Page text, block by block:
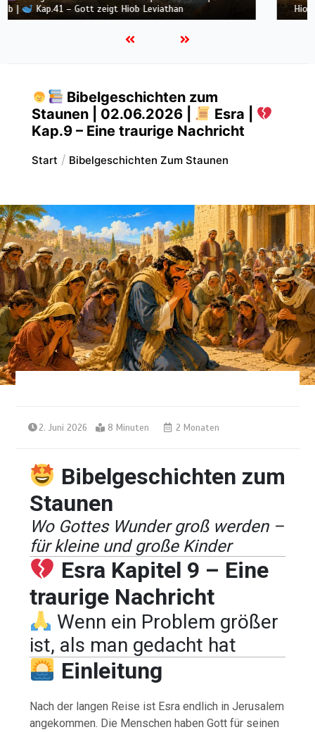
Hiob |
Kap.40 – Hiob wird still vor Gott
Bibelgeschichten zum
Staunen | 02.06.2026 |
Esra |
Kap.9 – Eine traurige Nachricht
Start Bibelgeschichten Zum Staunen
2. Juni 2026 8 Minuten 2 Monaten
Bibelgeschichten zum
Staunen
Wo Gottes Wunder groß werden –
für kleine und große Kinder
Esra Kapitel 9 – Eine
traurige Nachricht
Wenn ein Problem größer
ist, als man gedacht hat
Einleitung
Nach der langen Reise ist Esra endlich in Jerusalem
angekommen. Die Menschen haben Gott für seinen